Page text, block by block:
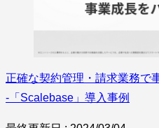
正確な契約管理・請求業務で
-「Scalebase」導入事例